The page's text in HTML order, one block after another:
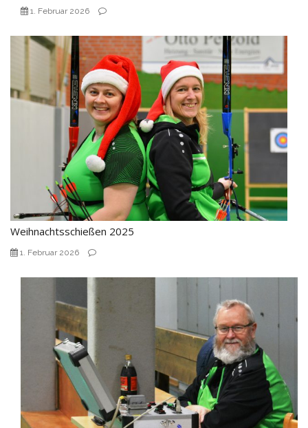
1. Februar 2026
Weihnachtsschießen 2025
1. Februar 2026